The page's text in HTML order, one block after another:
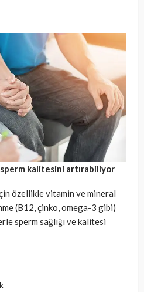
kalitesini artırabiliyor
özellikle vitamin ve mineral
(B12, çinko, omega-3 gibi)
sperm sağlığı ve kalitesi